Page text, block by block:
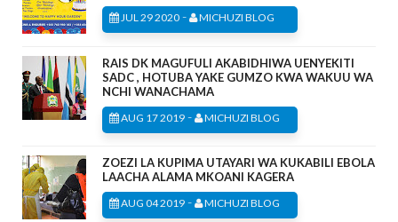
JUL 29 2020 - MICHUZI BLOG
RAIS DK MAGUFULI AKABIDHIWA UENYEKITI
SADC , HOTUBA YAKE GUMZO KWA WAKUU WA
NCHI WANACHAMA
AUG 17 2019 - MICHUZI BLOG
ZOEZI LA KUPIMA UTAYARI WA KUKABILI EBOLA
LAACHA ALAMA MKOANI KAGERA
AUG 04 2019 - MICHUZI BLOG